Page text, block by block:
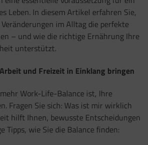
Leben. In diesem Artikel erfahren Sie,
im Alltag die perfekte
– und wie die richtige Ernährung Ihre
unterstützt.
und Freizeit in Einklang bringen
Work-Life-Balance ist, Ihre
Fragen Sie sich: Was ist mir wirklich
hilft Ihnen, bewusste Entscheidungen
Tipps, wie Sie die Balance finden: